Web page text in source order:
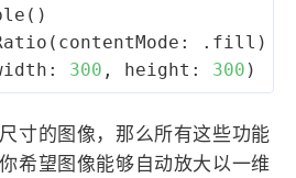
.fill)
300 , height: 300 )
寸的图像，那么所有这些功能
希望图像能够自动放大以一维